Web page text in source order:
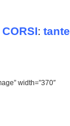
: tante
width=”370″